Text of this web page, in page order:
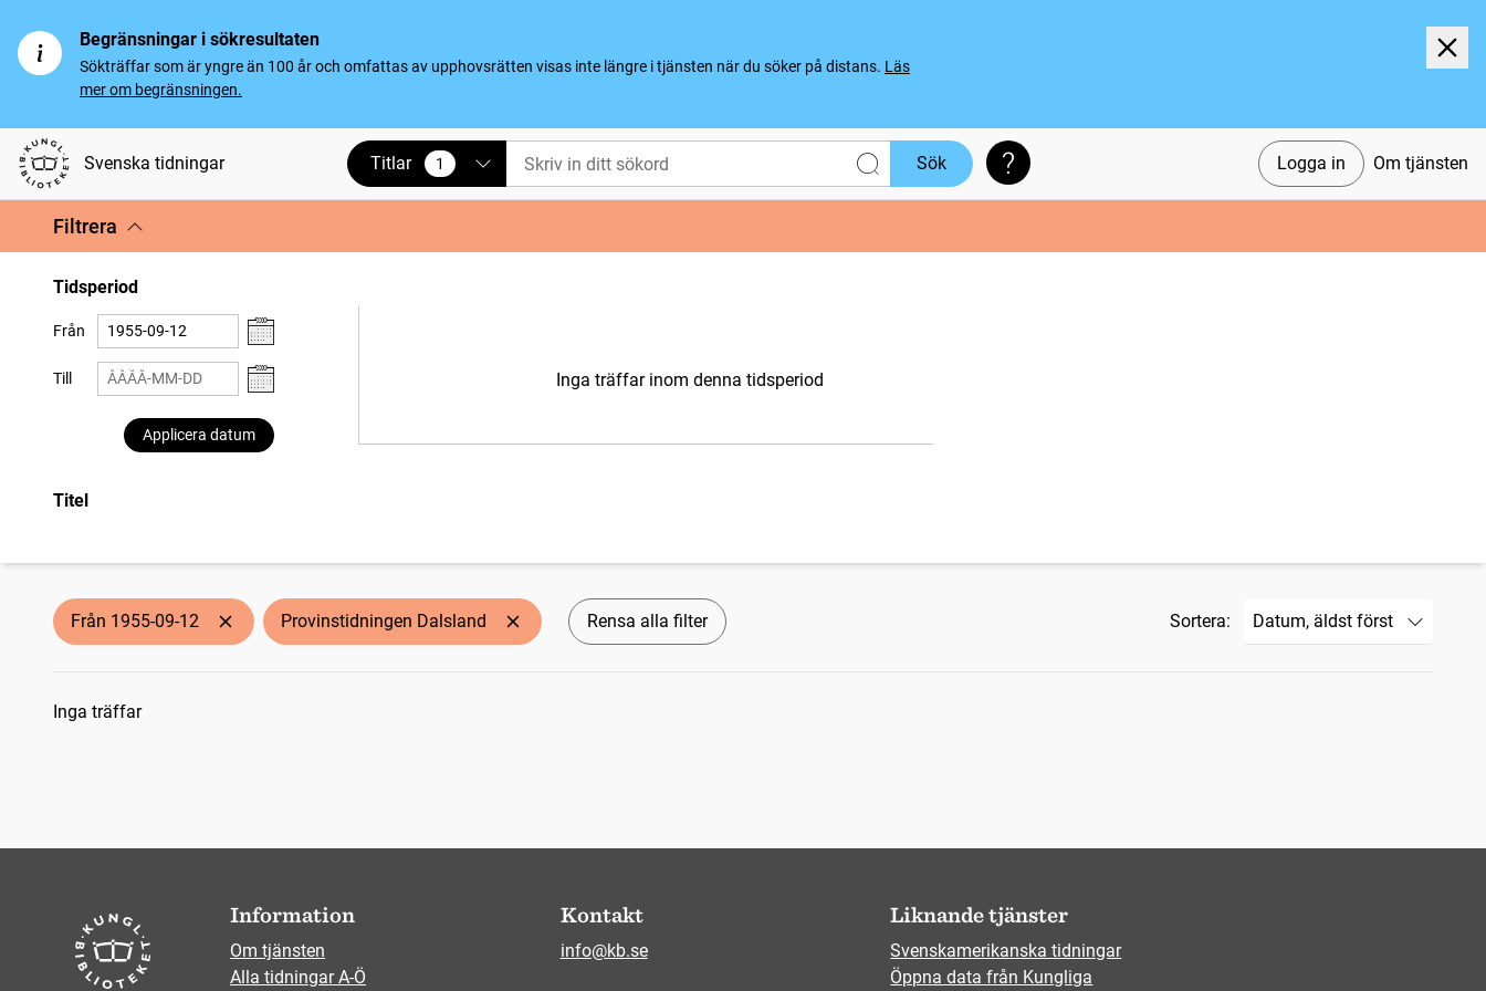
Begränsningar i sökresultaten
Sökträffar som är yngre än 100 år och omfattas av upphovsrätten visas inte längre i tjänsten när du söker på distans. Läs
mer om begränsningen.
Svenska tidningar Logga in Om tjänsten
Titlar 1
vald Sök Söktips
Filtrera
Tidsperiod
Från
Till
Applicera datum
Inga träffar inom denna tidsperiod
Titel
Från 1955-09-12 Provinstidningen Dalsland Rensa alla filter Sortera:
Sökresultat
Inga träffar
Information
Om tjänsten
Alla tidningar A-Ö
Kontakt
info@kb.se
Liknande tjänster
Svenskamerikanska tidningar
Öppna data från Kungliga